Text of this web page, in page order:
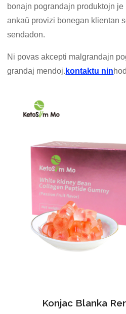
bonajn pograndajn produktojn
ankaŭ provizi bonegan klientan
sendadon.
Ni povas akcepti malgrandajn
grandaj mendoj. kontaktu nin
Konjac Blanka